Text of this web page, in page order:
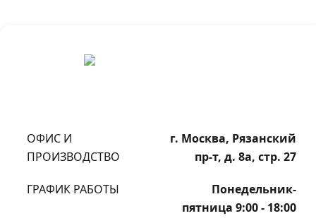
ОФИС И
ПРОИЗВОДСТВО
г. Москва, Рязанский
пр-т, д. 8а, стр. 27
ГРАФИК РАБОТЫ
Понедельник-
пятница 9:00 - 18:00